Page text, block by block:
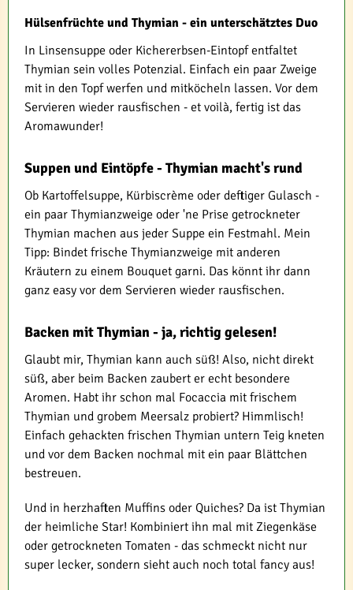
Hülsenfrüchte und Thymian - ein unterschätztes Duo
In Linsensuppe oder Kichererbsen-Eintopf entfaltet
Thymian sein volles Potenzial. Einfach ein paar Zweige
mit in den Topf werfen und mitköcheln lassen. Vor dem
Servieren wieder rausfischen - et voilà, fertig ist das
Aromawunder!
Suppen und Eintöpfe - Thymian macht's rund
Ob Kartoffelsuppe, Kürbiscrème oder deftiger Gulasch -
ein paar Thymianzweige oder 'ne Prise getrockneter
Thymian machen aus jeder Suppe ein Festmahl. Mein
Tipp: Bindet frische Thymianzweige mit anderen
Kräutern zu einem Bouquet garni. Das könnt ihr dann
ganz easy vor dem Servieren wieder rausfischen.
Backen mit Thymian - ja, richtig gelesen!
Glaubt mir, Thymian kann auch süß! Also, nicht direkt
süß, aber beim Backen zaubert er echt besondere
Aromen. Habt ihr schon mal Focaccia mit frischem
Thymian und grobem Meersalz probiert? Himmlisch!
Einfach gehackten frischen Thymian untern Teig kneten
und vor dem Backen nochmal mit ein paar Blättchen
bestreuen.
Und in herzhaften Muffins oder Quiches? Da ist Thymian
der heimliche Star! Kombiniert ihn mal mit Ziegenkäse
oder getrockneten Tomaten - das schmeckt nicht nur
super lecker, sondern sieht auch noch total fancy aus!